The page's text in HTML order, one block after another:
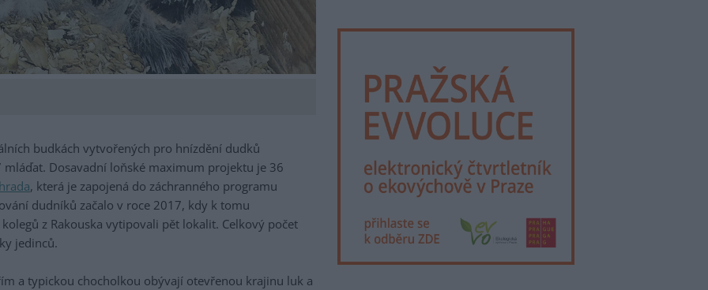
budkách vytvořených pro hnízdění dudků
Dosavadní loňské maximum projektu je 36
, která je zapojená do záchranného programu
dudníků začalo v roce 2017, kdy k tomu
z Rakouska vytipovali pět lokalit. Celkový počet
jedinců.
a typickou chocholkou obývají otevřenou krajinu luk a